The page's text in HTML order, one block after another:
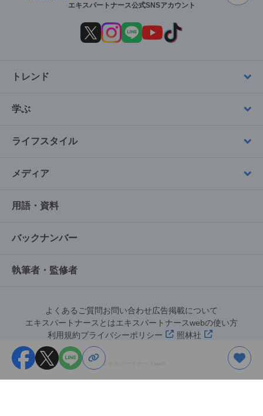
エキスパートナース公式SNSアカウント
トレンド
学ぶ
ライフスタイル
メディア
用語・資料
バックナンバー
執筆者・監修者
よくあるご質問お問い合わせ広告掲載について
エキスパートナースとはエキスパートナースwebの使い方
利用規約プライバシーポリシー 照林社
©︎エキスパートナースweb